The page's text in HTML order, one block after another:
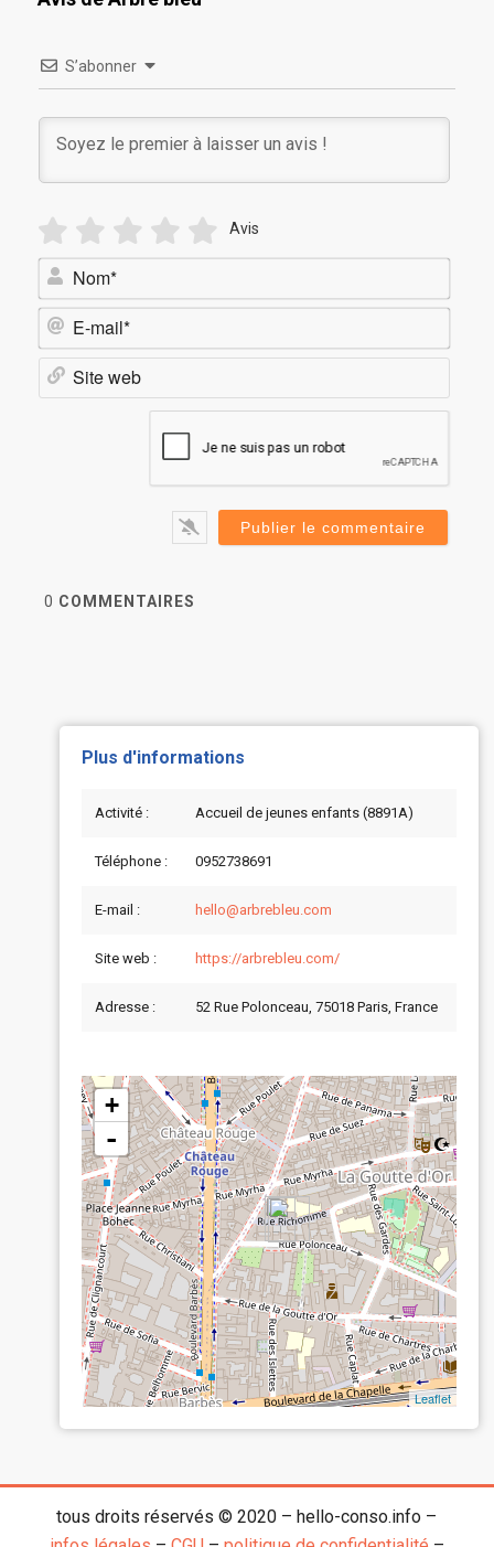
S’abonner
Avis
Nom*
E-
0 COMMENTAIRES
Plus d'informations
Activité : Accueil de jeunes enfants (8891A)
Téléphone : 0952738691
E-mail : hello@arbrebleu.com
Site web : https://arbrebleu.com/
Adresse : 52 Rue Polonceau, 75018 Paris, France
+
-
Leaflet
tous droits réservés © 2020 – hello-conso.info –